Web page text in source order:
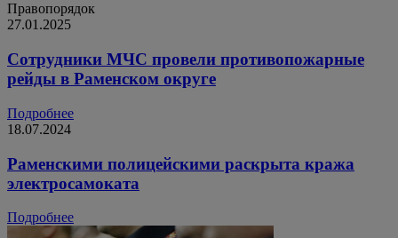
Правопорядок
27.01.2025
Сотрудники МЧС провели противопожарные
рейды в Раменском округе
Подробнее
18.07.2024
Раменскими полицейскими раскрыта кража
электросамоката
Подробнее